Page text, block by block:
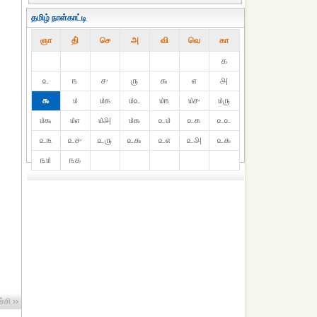
››
தமிழ் நாள்காட்டி
ஞா தி் செ அ வி வெ கா
௧
௨
௩ ௪ ௫ ௬ ௭
௮
௯
௰ ௰௧ ௰௨ ௰௩ ௰௪
௰௫
௰௬
௰௭ ௰௮ ௰௯ ௨௰ ௨௧
௨௨
௨௩
௨௪ ௨௫ ௨௬ ௨௭ ௨௮
௨௯
௩௰
௩௧